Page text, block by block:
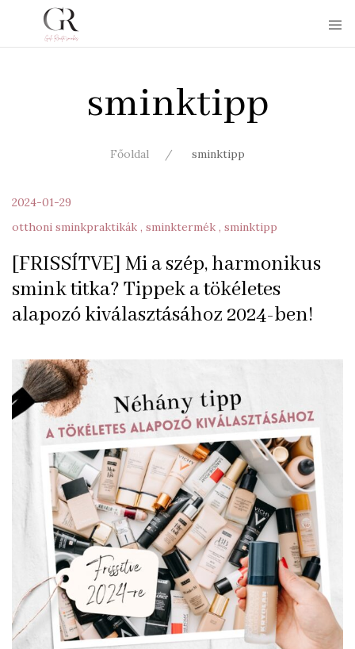
sminktipp
Főoldal sminktipp
2024-01-29
otthoni sminkpraktikák
sminktermék sminktipp
[FRISSÍTVE] Mi a szép, harmonikus
smink titka? Tippek a tökéletes
alapozó kiválasztásához 2024-ben!